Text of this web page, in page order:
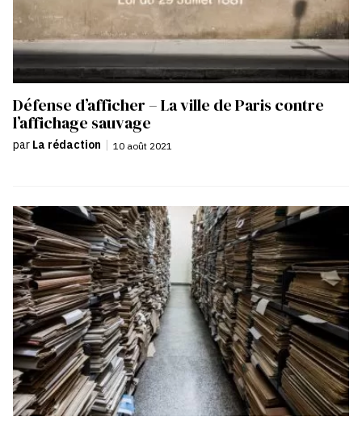
Défense d’afficher – La ville de Paris contre
l’affichage sauvage
par La rédaction | 10 août 2021